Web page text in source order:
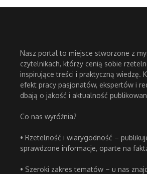
Nasz portal to miejsce stworzone z
czytelnikach, którzy cenią sobie
inspirujące treści i praktyczną wiedzę.
efekt pracy pasjonatów, ekspertów i
dbają o jakość i aktualność
Co nas wyróżnia?
• Rzetelność i wiarygodność –
sprawdzone informacje, oparte na
• Szeroki zakres tematów – u nas